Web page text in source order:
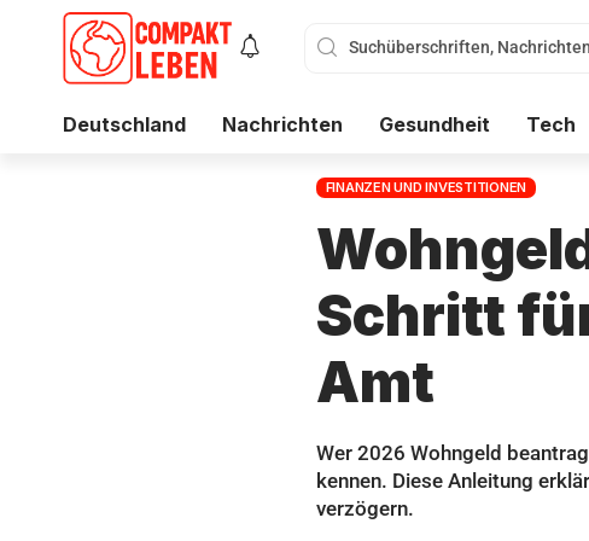
Deutschland Nachrichten Gesundheit Tech
FINANZEN UND INVESTITIONEN
Schritt
Amt
Wer 2026 Wohngeld
kennen. Diese Anleitung
verzögern.